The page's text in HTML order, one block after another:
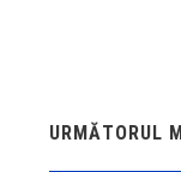
URMĂTORUL